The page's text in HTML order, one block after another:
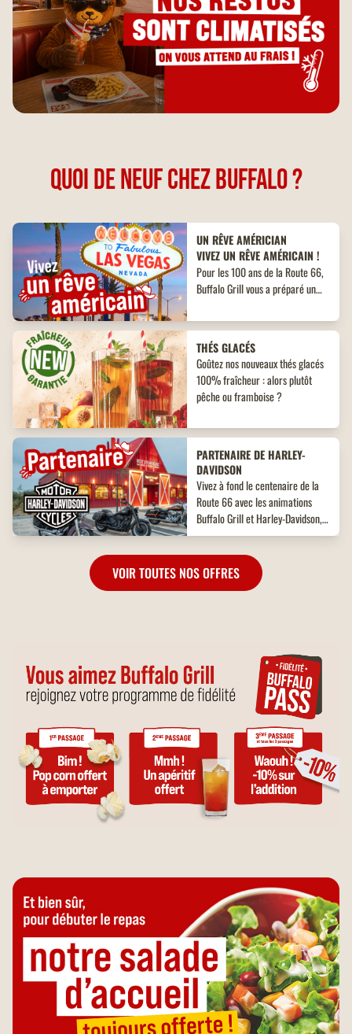
QUOI DE NEUF CHEZ BUFFALO ?
UN RÊVE AMÉRICIAN
VIVEZ UN RÊVE AMÉRICAIN !
Pour les 100 ans de la Route 66,
Buffalo Grill vous a préparé un
personnes, de l’Arizona à Las
Vegas.
THÉS GLACÉS
Goûtez nos nouveaux thés glacés
100% fraîcheur : alors plutôt
pêche ou framboise ?
PARTENAIRE DE HARLEY-
DAVIDSON
Vivez à fond le centenaire de la
Route 66 avec les animations
Buffalo Grill et Harley-Davidson,
en concessions et en restaurant.
VOIR TOUTES NOS OFFRES